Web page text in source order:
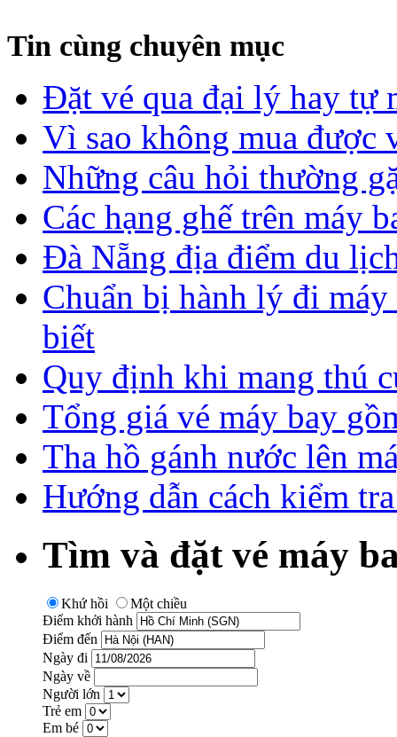
Tin cùng chuyên mục
Đặt vé qua đại lý hay tự
Vì sao không mua được
Những câu hỏi thường
Các hạng ghế trên máy
Đà Nẵng địa điểm du
Chuẩn bị hành lý đi
biết
Quy định khi mang thú
Tổng giá vé máy bay
Tha hồ gánh nước lên
Hướng dẫn cách kiểm
Tìm và đặt vé máy
Khứ hồi
Một chiều
Điểm khởi hành
Điểm đến
Ngày đi
Ngày về
Người lớn
Trẻ em
Em bé